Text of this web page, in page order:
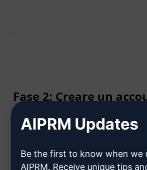
Fase 2: Creare un
Fare clic qui per
creare un account
AIPRM Updates
Be the first to know when we
AIPRM. Receive unique tips